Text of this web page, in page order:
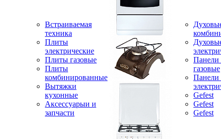
Встраиваемая
техника
Плиты
электрические
Плиты газовые
Плиты
комбинированные
Вытяжки
кухонные
Аксессуарыи и
запчасти
Панели
газовые
Панели
Gefest
Gefest
Gefest